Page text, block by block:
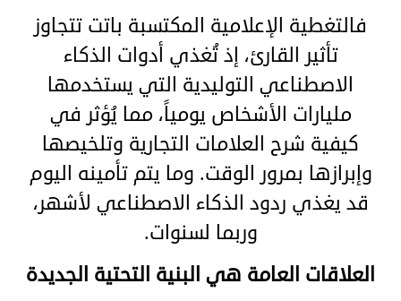
فالتغطية الإعلامية المكتسبة باتت تتجاوز
تأثير القارئ، إذ تُغذي أدوات الذكاء
الاصطناعي التوليدية التي يستخدمها
مليارات الأشخاص يومياً، مما يُؤثر في
كيفية شرح العلامات التجارية وتلخيصها
وإبرازها بمرور الوقت. وما يتم تأمينه اليوم
قد يغذي ردود الذكاء الاصطناعي لأشهر،
وربما لسنوات.
العلاقات العامة هي البنية التحتية الجديدة